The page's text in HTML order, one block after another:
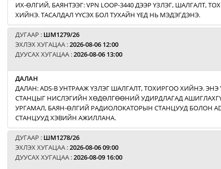
ИХ-ӨЛГИЙ, БАЯНТЭЭГ: VPN LOOP-3440 ДЭЭР ҮЗЛЭГ, ШАЛГАЛТ,
ХИЙНЭ. ТАСАЛДАЛ ҮҮСЭХ БОЛ ТУХАЙН ҮЕД НЬ МЭДЭГДЭНЭ.
ДУГААР : ШМ1279/26
ЭХЛЭХ ХУГАЦАА :2026-08-06 12:00
ДУУСАХ ХУГАЦАА :2026-08-06 13:00
ДАЛАН
ДАЛАН: ADS-B УНТРААЖ ҮЗЛЭГ ШАЛГАЛТ, ТОХИРГОО ХИЙНЭ. ЭНЭ
СТАНЦЫГ НИСЛЭГИЙН ХӨДӨЛГӨӨНИЙ УДИРДЛАГАД
УРГАМАЛ, БАЯН-ӨЛГИЙ РАДИОЛОКАТОРЫН СТАНЦУУД БОЛОН
СТАНЦУУД ХЭВИЙН АЖИЛЛАНА.
ДУГААР : ШМ1278/26
ЭХЛЭХ ХУГАЦАА :2026-08-06 09:00
ДУУСАХ ХУГАЦАА :2026-08-09 16:00